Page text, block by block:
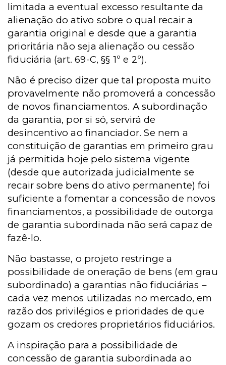
limitada a eventual excesso resultante da
alienação do ativo sobre o qual recair a
garantia original e desde que a garantia
prioritária não seja alienação ou cessão
fiduciária (art. 69-C, §§ 1º e 2º).
Não é preciso dizer que tal proposta muito
provavelmente não promoverá a concessão
de novos financiamentos. A subordinação
da garantia, por si só, servirá de
desincentivo ao financiador. Se nem a
constituição de garantias em primeiro grau
já permitida hoje pelo sistema vigente
(desde que autorizada judicialmente se
recair sobre bens do ativo permanente) foi
suficiente a fomentar a concessão de novos
financiamentos, a possibilidade de outorga
de garantia subordinada não será capaz de
fazê-lo.
Não bastasse, o projeto restringe a
possibilidade de oneração de bens (em grau
subordinado) a garantias não fiduciárias –
cada vez menos utilizadas no mercado, em
razão dos privilégios e prioridades de que
gozam os credores proprietários fiduciários.
A inspiração para a possibilidade de
concessão de garantia subordinada ao